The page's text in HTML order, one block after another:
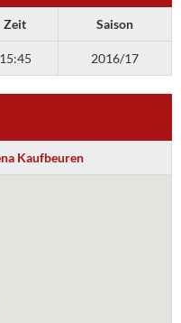
Zeit Saison
15:45 2016/17
Kaufbeuren